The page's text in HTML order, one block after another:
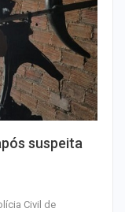
suspeita
Civil de